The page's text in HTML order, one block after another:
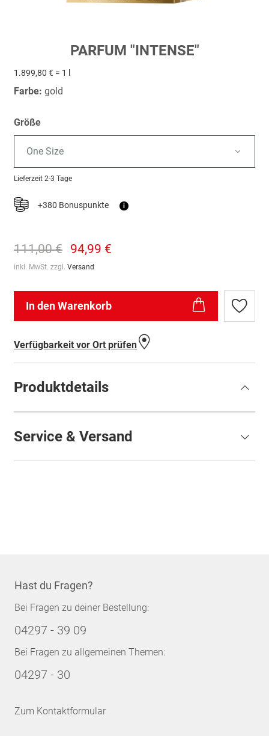
der
springen
PARFUM "INTENSE"
1.899,80 € = 1 l
Farbe: gold
Größe
One Size
Lieferzeit 2-3 Tage
+380 Bonuspunkte i
111,00 € 94,99 €
inkl. MwSt. zzgl. Versand
In den Warenkorb
Zur
Verfügbarkeit vor Ort prüfen
Produktdetails
Service & Versand
Hast du Fragen?
Bei Fragen zu deiner Bestellung:
04297 - 39 09
Bei Fragen zu allgemeinen Themen:
04297 - 30
Zum Kontaktformular